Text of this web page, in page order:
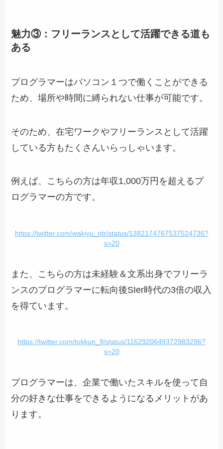
魅力③：フリーランスとして活躍できる道も
ある
プログラマーはパソコン１つで働くことができる
ため、場所や時間に縛られない仕事が可能です。
そのため、在宅ワークやフリーランスとして活躍
している方もたくさんいらっしゃいます。
例えば、こちらの方は年収1,000万円を超えるプ
ログラマーの方です。
https://twitter.com/wakiyu_ntr/status/1382174767537524736?
s=20
また、こちらの方は未経験＆文系出身でフリーラ
ンスのプログラマーに転向後SIer時代の3倍の収入
を得ています。
https://twitter.com/tokkun_9/status/1162920649372983296?
s=20
プログラマーは、企業で働いたスキルを使って自
分の好きな仕事をできるようになるメリットがあ
ります。